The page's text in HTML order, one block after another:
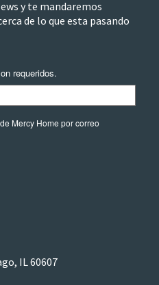
y te mandaremos
de lo que esta pasando
requeridos.
Mercy Home por correo
IL 60607